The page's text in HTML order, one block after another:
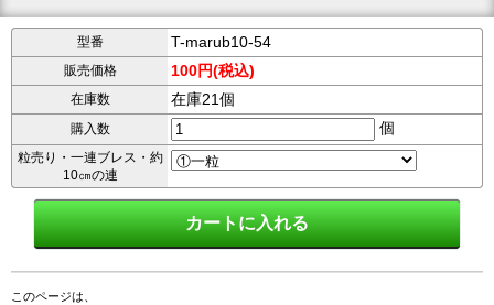
型番 T-marub10-54
販売価格 100円(税込)
在庫数 在庫21個
購入数 個
粒売り・一連ブレス・約
10㎝の連
このページは、